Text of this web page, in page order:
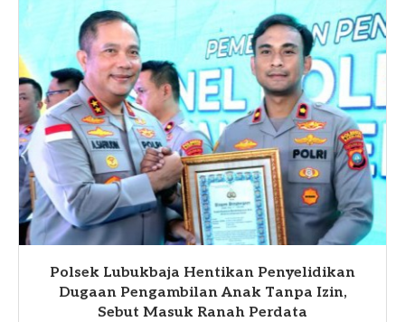
Polsek Lubukbaja Hentikan Penyelidikan
Dugaan Pengambilan Anak Tanpa Izin,
Sebut Masuk Ranah Perdata